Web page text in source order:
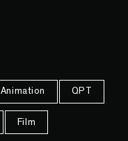
Animation QPT
Film